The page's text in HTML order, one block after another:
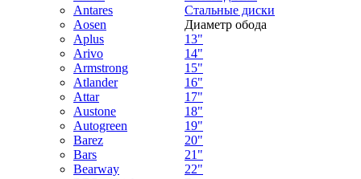
Antares
Aosen
Aplus
Arivo
Armstrong
Atlander
Attar
Austone
Autogreen
Barez
Bars
Bearway
Стальные диски
Диаметр обода
13"
14"
15"
16"
17"
18"
19"
20"
21"
22"